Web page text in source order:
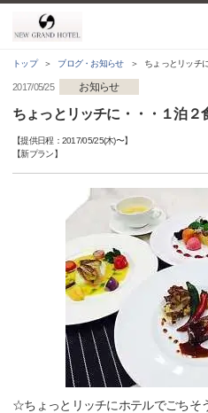
トップ ブログ・お知らせ ちょっとリッチ
2017/05/25 お知らせ
ちょっとリッチに・・・１泊２
【提供日程： 2017/05/25(木)〜】
【新プラン】
☆ちょっとリッチにホテルでごちそ